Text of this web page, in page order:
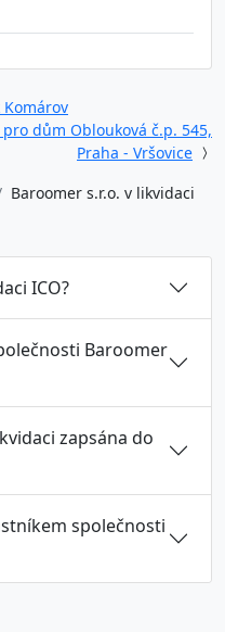
Komárov
dům Oblouková č.p. 545,
Praha - Vršovice
Baroomer s.r.o. v likvidaci
ICO?
Baroomer
zapsána do
společnosti